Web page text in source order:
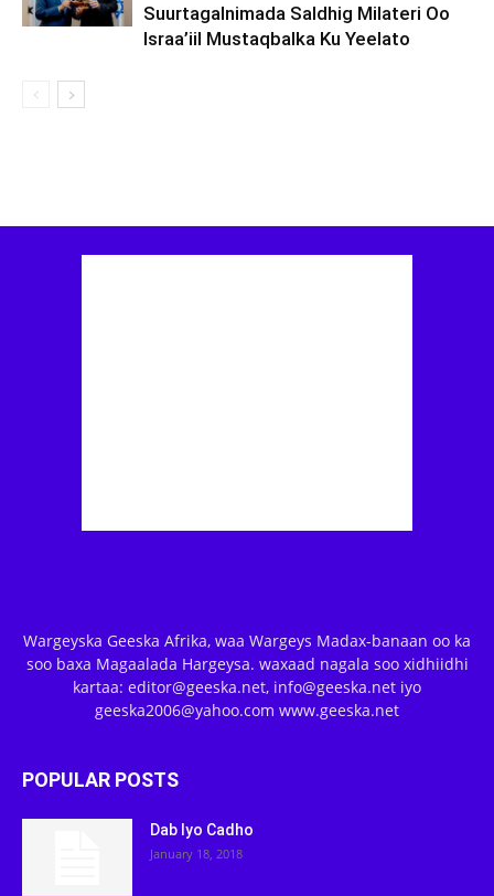
Suurtagalnimada Saldhig Milateri Oo
Israa’iil Mustaqbalka Ku Yeelato
Wargeyska Geeska Afrika, waa Wargeys Madax-banaan oo ka
soo baxa Magaalada Hargeysa. waxaad nagala soo xidhiidhi
kartaa: editor@geeska.net, info@geeska.net iyo
geeska2006@yahoo.com www.geeska.net
POPULAR POSTS
Dab Iyo Cadho
January 18, 2018